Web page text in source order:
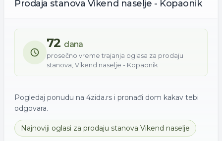
Prodaja stanova Vikend naselje - Kopaonik
72 dana
prosečno vreme trajanja oglasa za prodaju
stanova, Vikend naselje - Kopaonik
Pogledaj ponudu na 4zida.rs i pronađi dom kakav tebi
odgovara.
Najnoviji oglasi za prodaju stanova Vikend naselje